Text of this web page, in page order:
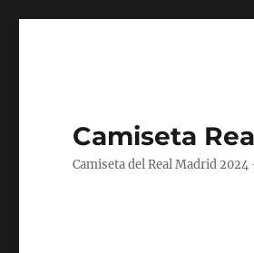
Camiseta
Camiseta del Real Madrid